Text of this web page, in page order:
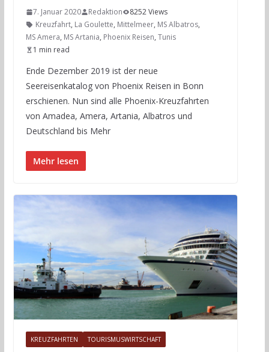
7. Januar 2020 Redaktion
8252 Views
Kreuzfahrt, La Goulette, Mittelmeer, MS Albatros,
MS Amera, MS Artania, Phoenix Reisen, Tunis
1 min read
Ende Dezember 2019 ist der neue
Seereisenkatalog von Phoenix Reisen in Bonn
erschienen. Nun sind alle Phoenix-Kreuzfahrten
von Amadea, Amera, Artania, Albatros und
Deutschland bis Mehr
Mehr lesen
KREUZFAHRTEN TOURISMUSWIRTSCHAFT